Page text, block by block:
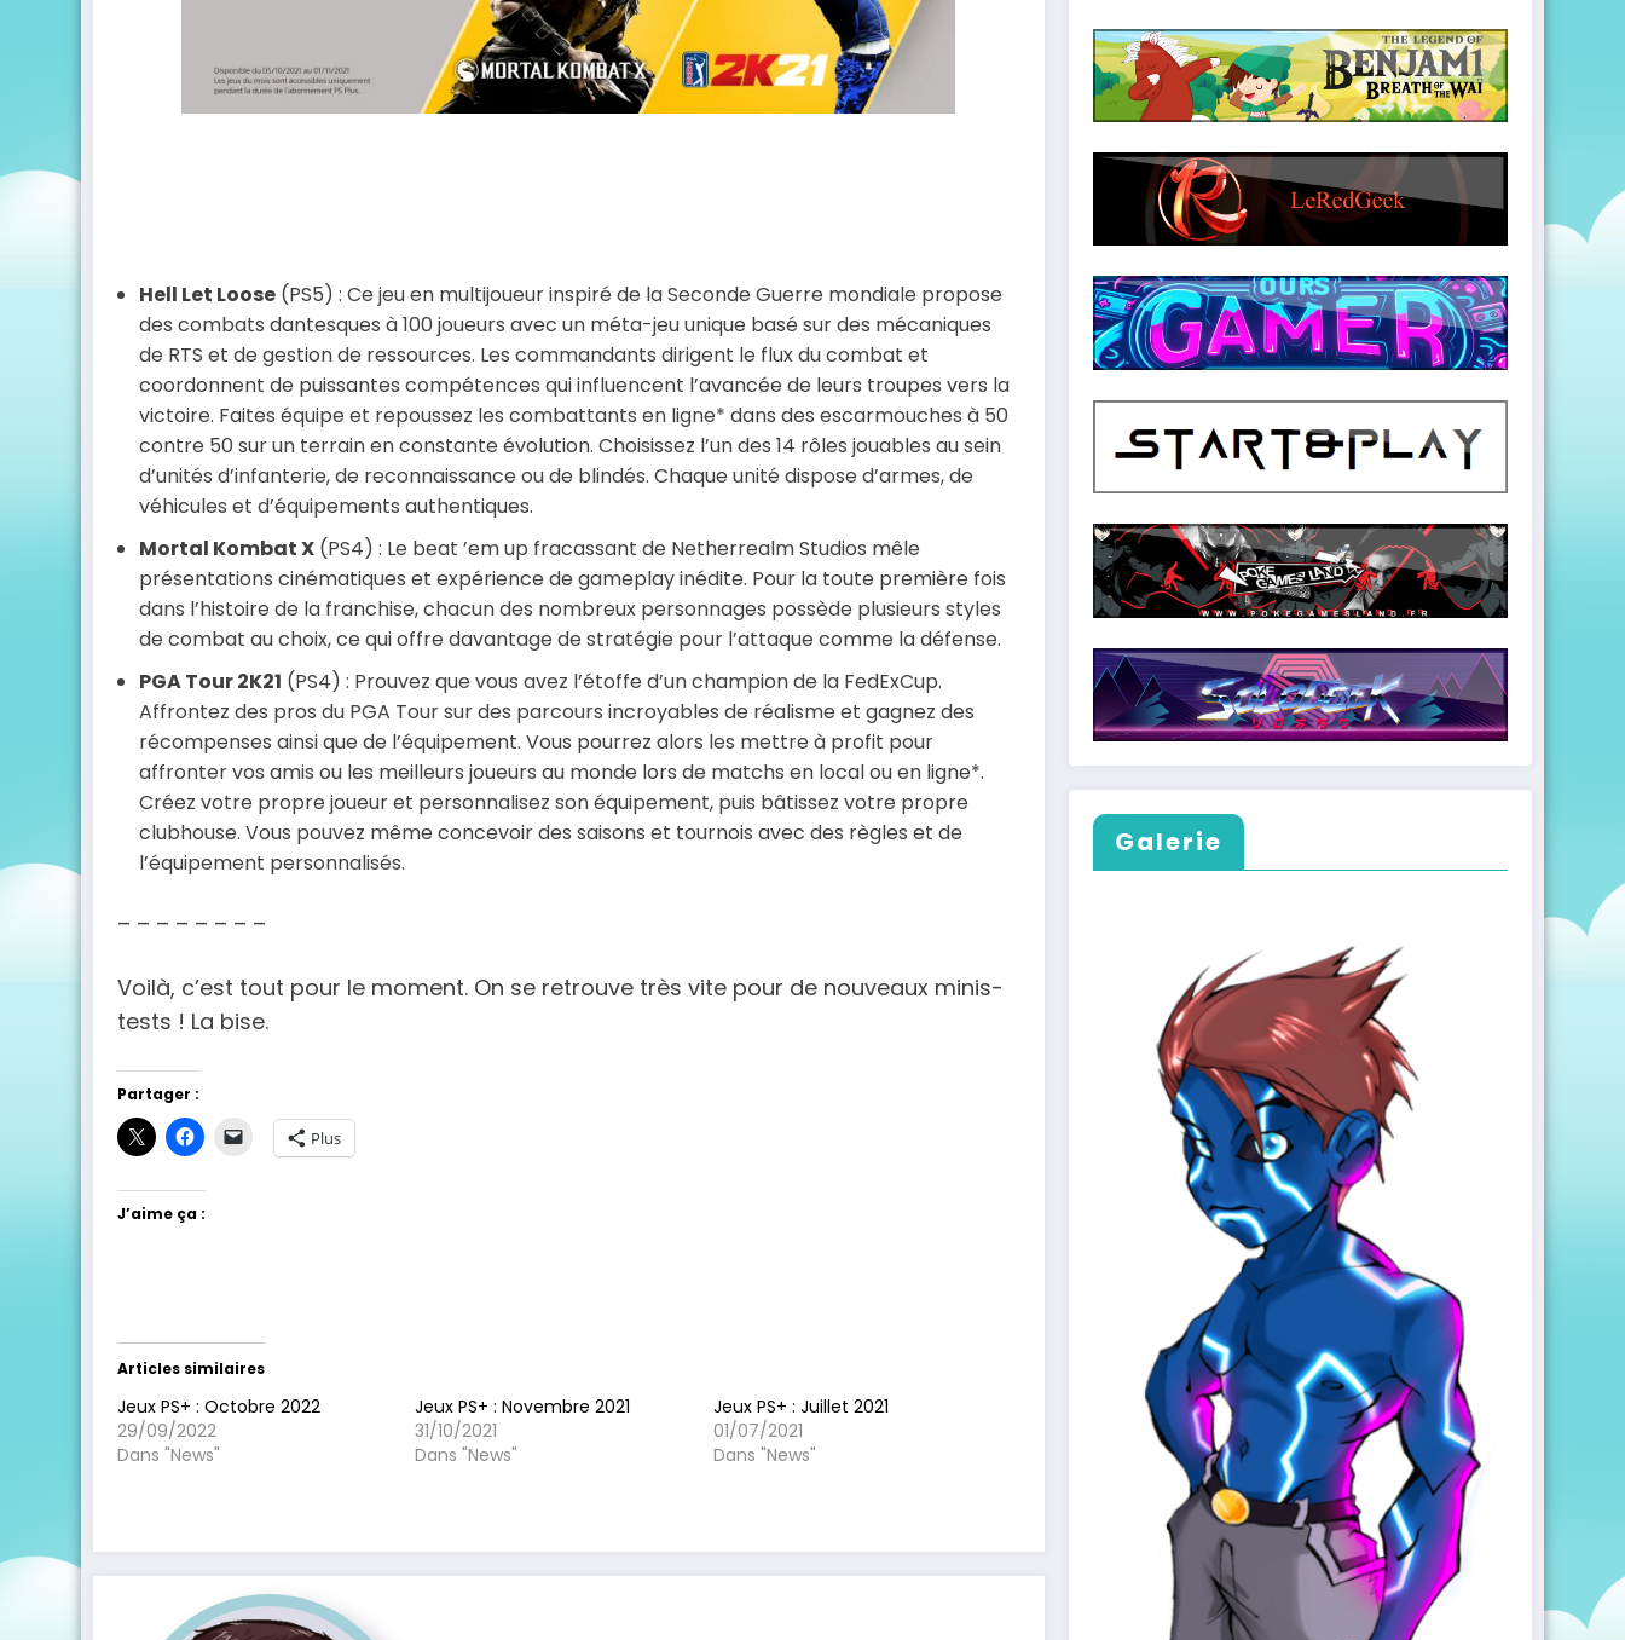
Hell Let Loose (PS5) : Ce jeu en multijoueur inspiré de la Seconde Guerre mondiale propose
des combats dantesques à 100 joueurs avec un méta-jeu unique basé sur des mécaniques
de RTS et de gestion de ressources. Les commandants dirigent le flux du combat et
coordonnent de puissantes compétences qui influencent l’avancée de leurs troupes vers la
victoire. Faites équipe et repoussez les combattants en ligne* dans des escarmouches à 50
contre 50 sur un terrain en constante évolution. Choisissez l’un des 14 rôles jouables au sein
d’unités d’infanterie, de reconnaissance ou de blindés. Chaque unité dispose d’armes, de
véhicules et d’équipements authentiques.
Mortal Kombat X (PS4) : Le beat ’em up fracassant de Netherrealm Studios mêle
présentations cinématiques et expérience de gameplay inédite. Pour la toute première fois
dans l’histoire de la franchise, chacun des nombreux personnages possède plusieurs styles
de combat au choix, ce qui offre davantage de stratégie pour l’attaque comme la défense.
PGA Tour 2K21 (PS4) : Prouvez que vous avez l’étoffe d’un champion de la FedExCup.
Affrontez des pros du PGA Tour sur des parcours incroyables de réalisme et gagnez des
récompenses ainsi que de l’équipement. Vous pourrez alors les mettre à profit pour
affronter vos amis ou les meilleurs joueurs au monde lors de matchs en local ou en ligne*.
Créez votre propre joueur et personnalisez son équipement, puis bâtissez votre propre
clubhouse. Vous pouvez même concevoir des saisons et tournois avec des règles et de
l’équipement personnalisés.
– – – – – – – –
Voilà, c’est tout pour le moment. On se retrouve très vite pour de nouveaux minis-
tests ! La bise.
Partager :
Plus
J’aime ça :
Articles similaires
Jeux PS+ : Octobre 2022
29/09/2022
Dans "News"
Jeux PS+ : Novembre 2021
31/10/2021
Dans "News"
Jeux PS+ : Juillet 2021
01/07/2021
Dans "News"
Galerie